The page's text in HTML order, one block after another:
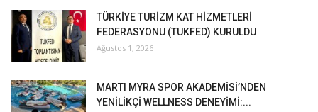
TÜRKİYE TURİZM KAT HİZMETLERİ
FEDERASYONU (TUKFED) KURULDU
Ağustos 1, 2026
MARTI MYRA SPOR AKADEMİSİ’NDEN
YENİLİKÇİ WELLNESS DENEYİMİ:...